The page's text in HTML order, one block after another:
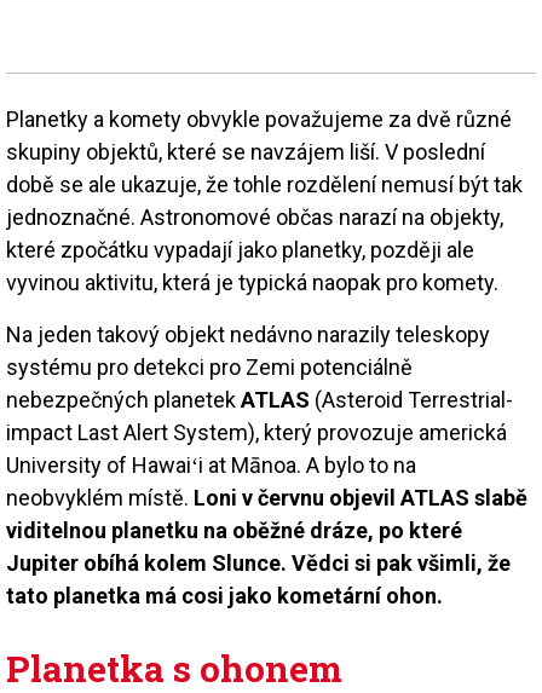
Planetky a komety obvykle považujeme za dvě různé
skupiny objektů, které se navzájem liší. V poslední
době se ale ukazuje, že tohle rozdělení nemusí být tak
jednoznačné. Astronomové občas narazí na objekty,
které zpočátku vypadají jako planetky, později ale
vyvinou aktivitu, která je typická naopak pro komety.
Na jeden takový objekt nedávno narazily teleskopy
systému pro detekci pro Zemi potenciálně
nebezpečných planetekATLAS (Asteroid Terrestrial-
impact Last Alert System), který provozuje americká
University of Hawaiʻi at Mānoa. A bylo to na
neobvyklém místě. Loni v červnu objevil ATLAS slabě
viditelnou planetku na oběžné dráze, po které
Jupiter obíhá kolem Slunce. Vědci si pak všimli, že
tato planetka má cosi jako kometární ohon.
Planetka s ohonem